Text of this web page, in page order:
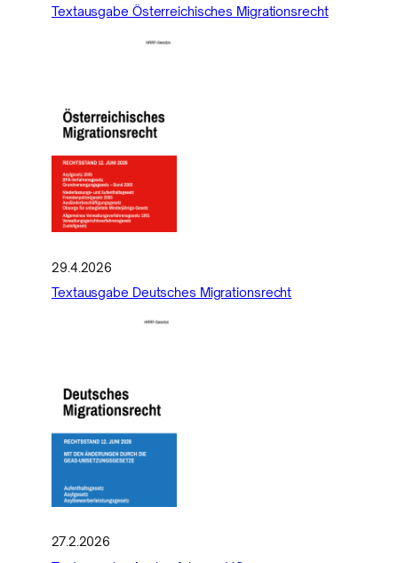
Textausgabe Österreichisches Migrationsrecht
29.4.2026
Textausgabe Deutsches Migrationsrecht
27.2.2026